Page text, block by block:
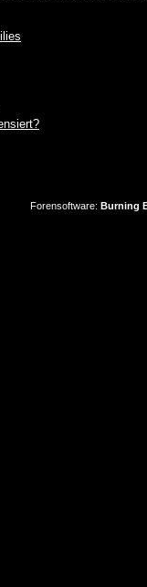
Forensoftware: Burning